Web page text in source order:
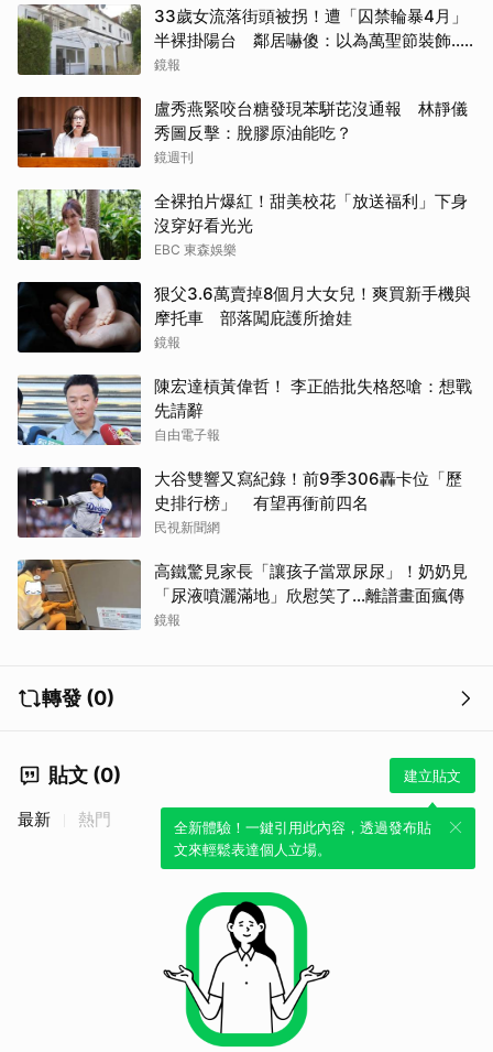
33歲女流落街頭被拐！遭「囚禁輪暴4月」
半裸掛陽台 鄰居嚇傻：以為萬聖節裝飾...
主謀竟與妻小同住
鏡報
盧秀燕緊咬台糖發現苯駢芘沒通報 林靜儀
秀圖反擊：脫膠原油能吃？
鏡週刊
全裸拍片爆紅！甜美校花「放送福利」下身
沒穿好看光光
EBC 東森娛樂
狠父3.6萬賣掉8個月大女兒！爽買新手機與
摩托車 部落闖庇護所搶娃
鏡報
陳宏達槓黃偉哲！ 李正皓批失格怒嗆：想戰
先請辭
自由電子報
大谷雙響又寫紀錄！前9季306轟卡位「歷
史排行榜」 有望再衝前四名
民視新聞網
高鐵驚見家長「讓孩子當眾尿尿」！奶奶見
「尿液噴灑滿地」欣慰笑了…離譜畫面瘋傳
鏡報
轉發 (0)
貼文 (0) 建立貼文
全新體驗！一鍵引用此內容，透過發布貼
文來輕鬆表達個人立場。
最新 熱門